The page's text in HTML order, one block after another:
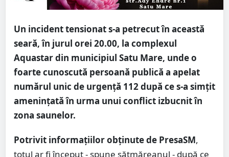
Un incident tensionat s-a petrecut în această
seară, în jurul orei 20.00, la complexul
Aquastar din municipiul Satu Mare, unde o
foarte cunoscută persoană publică a apelat
numărul unic de urgență 112 după ce s-a simțit
amenințată în urma unui conflict izbucnit în
zona saunelor.
Potrivit informațiilor obținute de PresaSM,
totul ar fi început - spune sătmăreanul - după ce